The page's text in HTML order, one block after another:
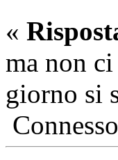
«
ma non
giorno si
Connesso